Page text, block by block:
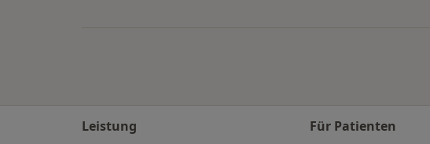
Leistung
Für Patienten